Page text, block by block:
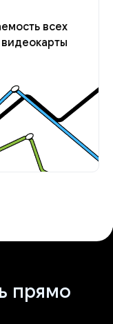
всех
прямо